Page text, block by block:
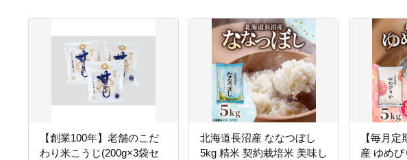
【創業100年】老舗のこだ
わり米こうじ(200g×3袋セ
北海道長沼産 ななつぼし
5kg 精米 契約栽培米 美味し
【毎月
産 ゆめ